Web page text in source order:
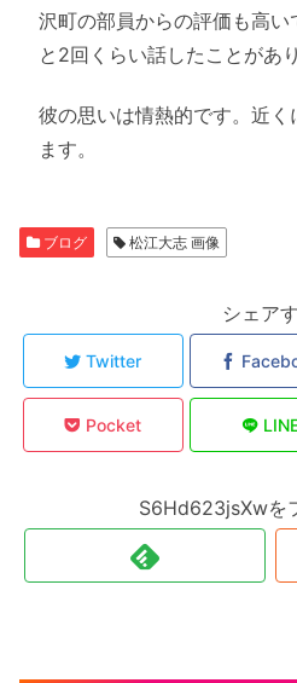
沢町の部員からの評価も高
と2回くらい話したことがあ
彼の思いは情熱的です。近く
ます。
ブログ 松江大志 画像
シェア
Twitter
Pocket
S6Hd623jsXwを